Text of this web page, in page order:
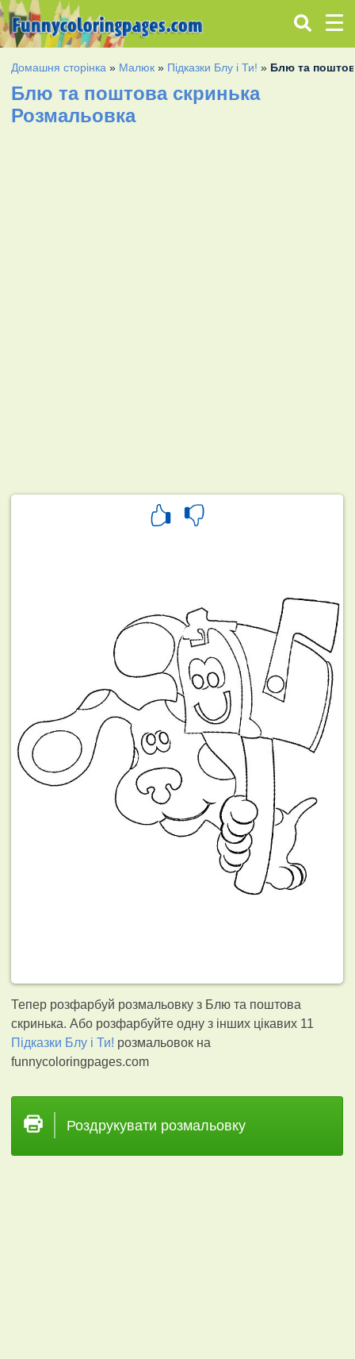
Домашня сторінка » Малюк » Підказки Блу і Ти! » Блю та
Блю та поштова скринька
Розмальовка
Тепер розфарбуй розмальовку з Блю та поштова
скринька. Або розфарбуйте одну з інших цікавих 11
Підказки Блу і Ти! розмальовок на
funnycoloringpages.com
Роздрукувати розмальовку